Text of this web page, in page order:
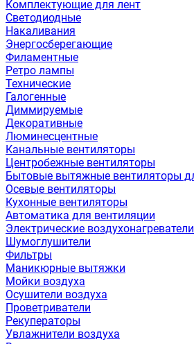
Комплектующие для лент
Светодиодные
Накаливания
Энергосберегающие
Филаментные
Ретро лампы
Технические
Галогенные
Диммируемые
Декоративные
Люминесцентные
Канальные вентиляторы
Центробежные вентиляторы
Бытовые вытяжные вентиляторы
Осевые вентиляторы
Кухонные вентиляторы
Автоматика для вентиляции
Электрические воздухонагреватели
Шумоглушители
Фильтры
Маникюрные вытяжки
Мойки воздуха
Осушители воздуха
Проветриватели
Рекуператоры
Увлажнители воздуха